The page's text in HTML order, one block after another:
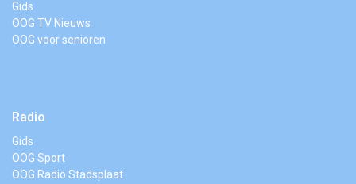
Gids
OOG TV Nieuws
OOG voor senioren
Radio
Gids
OOG Sport
OOG Radio Stadsplaat